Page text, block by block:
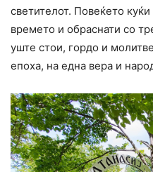
светителот. Повеќето
времето и обраснати со
уште стои, гордо и
епоха, на една вера и